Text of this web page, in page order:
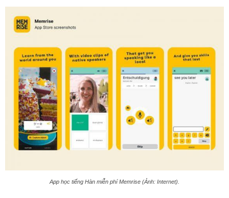
App học tiếng Hàn miễn phí Memrise (Ảnh: Internet).